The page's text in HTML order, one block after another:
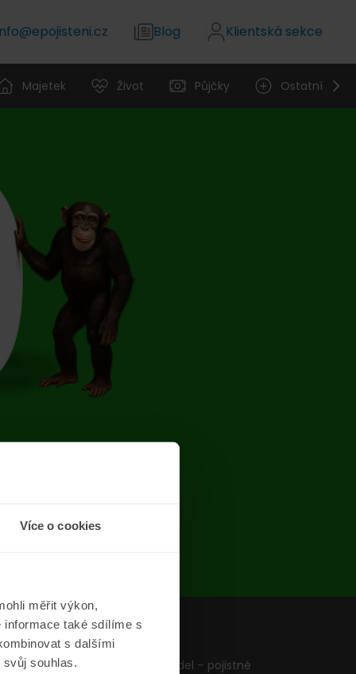
Více o cookies
měřit výkon,
informace také sdílíme s
s dalšími
souhlas.
Blog Klientská sekce
Majetek Život Půjčky Ostatní
Formuláře
Pojištění vozidel – pojistné